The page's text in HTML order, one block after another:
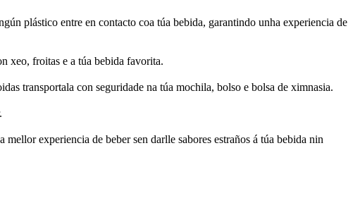
plástico entre en contacto coa túa bebida, garantindo unha experiencia de
xeo, froitas e a túa bebida favorita.
transportala con seguridade na túa mochila, bolso e bolsa de ximnasia.
experiencia de beber sen darlle sabores estraños á túa bebida nin